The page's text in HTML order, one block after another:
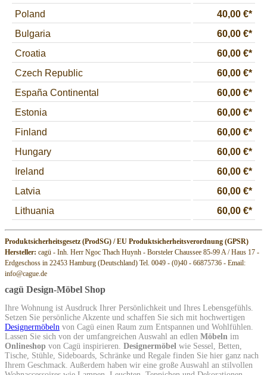
Produktsicherheitsgesetz (ProdSG) / EU Produktsicherheitsverordnung (GPSR)
Hersteller: cagü - Inh. Herr Ngoc Thach Huynh - Borsteler Chaussee 85-99 A / Haus 17 -
Erdgeschoss in 22453 Hamburg (Deutschland) Tel. 0049 - (0)40 - 66875736 - Email:
info@cague.de
cagü Design-Möbel Shop
Ihre Wohnung ist Ausdruck Ihrer Persönlichkeit und Ihres Lebensgefühls.
Setzen Sie persönliche Akzente und schaffen Sie sich mit hochwertigen
Designermöbeln von Cagü einen Raum zum Entspannen und Wohlfühlen.
Lassen Sie sich von der umfangreichen Auswahl an edlen Möbeln im
Onlineshop von Cagü inspirieren. Designermöbel wie Sessel, Betten,
Tische, Stühle, Sideboards, Schränke und Regale finden Sie hier ganz nach
Ihrem Geschmack. Außerdem haben wir eine große Auswahl an stilvollen